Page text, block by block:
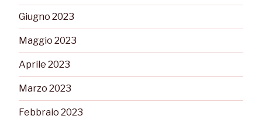
Giugno 2023
Maggio 2023
Aprile 2023
Marzo 2023
Febbraio 2023